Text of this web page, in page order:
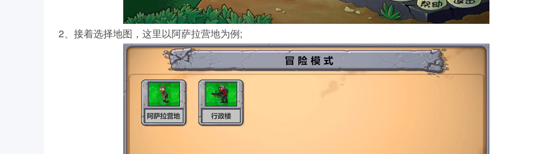
2、接着选择地图，这里以阿萨拉营地为例;